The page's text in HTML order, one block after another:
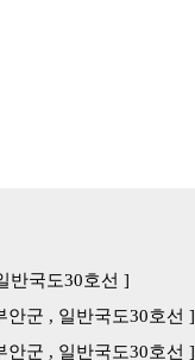
반국도30호선 ]
군 , 일반국도30호선 ]
군 , 일반국도30호선 ]